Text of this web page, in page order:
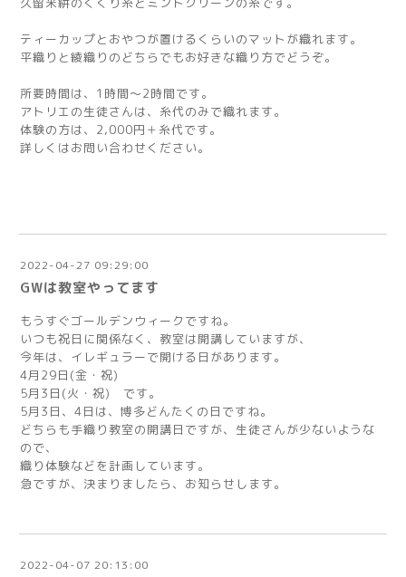
ティーカップとおやつが置けるくらいのマットが織れます。
平織りと綾織りのどちらでもお好きな織り方でどうぞ。
所要時間は、1時間～2時間です。
アトリエの生徒さんは、糸代のみで織れます。
体験の方は、2,000円＋糸代です。
詳しくはお問い合わせください。
2022-04-27 09:29:00
GWは教室やってます
もうすぐゴールデンウィークですね。
いつも祝日に関係なく、教室は開講していますが、
今年は、イレギュラーで開ける日があります。
4月29日(金・祝)
5月3日(火・祝) です。
5月3日、4日は、博多どんたくの日ですね。
どちらも手織り教室の開講日ですが、生徒さんが少ないような
ので、
織り体験などを計画しています。
急ですが、決まりましたら、お知らせします。
2022-04-07 20:13:00